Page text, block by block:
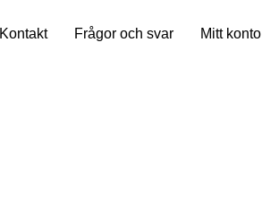
Kontakt Frågor och svar Mitt konto